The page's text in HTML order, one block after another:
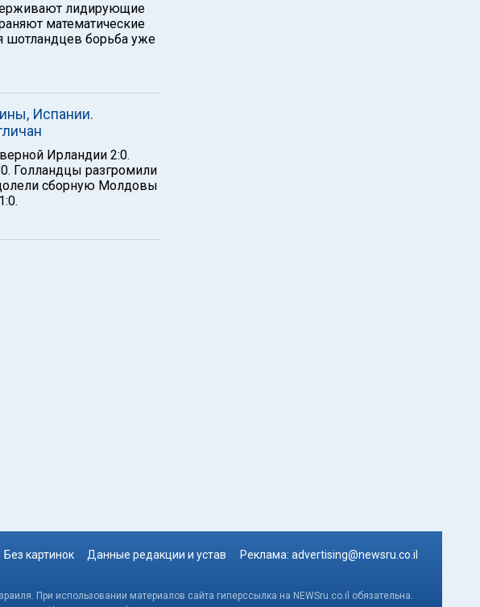
лидирующие
математические
шотландцев борьба уже
Испании.
Ирландии 2:0.
Голландцы разгромили
сборную Молдовы
Без картинок Данные редакции и устав Реклама: advertising@newsru.co.il
При использовании материалов сайта гиперссылка на NEWSru.co.il обязательна.